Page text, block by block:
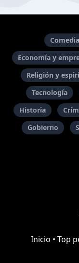
Comedia
Economía y
Religión y
Tecnología
Historia
Gobierno
Inicio • Top